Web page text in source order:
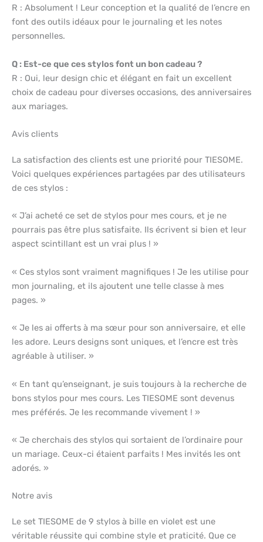
R : Absolument ! Leur conception et la qualité de l’encre en
font des outils idéaux pour le journaling et les notes
personnelles.
Q : Est-ce que ces stylos font un bon cadeau ?
R : Oui, leur design chic et élégant en fait un excellent
choix de cadeau pour diverses occasions, des anniversaires
aux mariages.
Avis clients
La satisfaction des clients est une priorité pour TIESOME.
Voici quelques expériences partagées par des utilisateurs
de ces stylos :
« J’ai acheté ce set de stylos pour mes cours, et je ne
pourrais pas être plus satisfaite. Ils écrivent si bien et leur
aspect scintillant est un vrai plus ! »
« Ces stylos sont vraiment magnifiques ! Je les utilise pour
mon journaling, et ils ajoutent une telle classe à mes
pages. »
« Je les ai offerts à ma sœur pour son anniversaire, et elle
les adore. Leurs designs sont uniques, et l’encre est très
agréable à utiliser. »
« En tant qu’enseignant, je suis toujours à la recherche de
bons stylos pour mes cours. Les TIESOME sont devenus
mes préférés. Je les recommande vivement ! »
« Je cherchais des stylos qui sortaient de l’ordinaire pour
un mariage. Ceux-ci étaient parfaits ! Mes invités les ont
adorés. »
Notre avis
Le set TIESOME de 9 stylos à bille en violet est une
véritable réussite qui combine style et praticité. Que ce